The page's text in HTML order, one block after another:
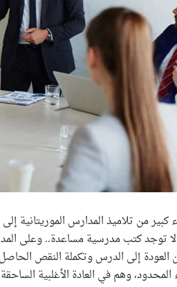
من تلاميذ المدارس الموريتانية
لا توجد كتب مدرسية مساعدة.. وعلى
العودة إلى الدرس وتكملة النقص
وهم في العادة الأغلبية